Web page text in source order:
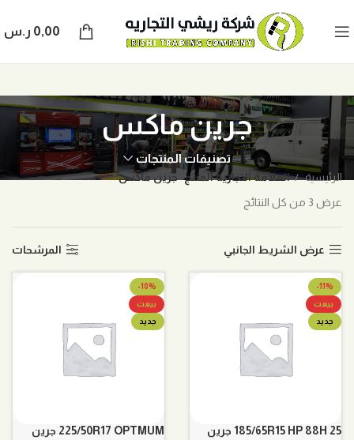
0,00 ر.س
جرين ماكس
تصنيفات المنتجات
الرئيسية العلامة التجارية المنتج جرين ماكس
عرض ⁦3⁩ من كل النتائج
عرض الشريط الجانبي المرشحات
-11%
بيعت
جديد
185/65R15 HP 88H 25 جرين
-10%
بيعت
جديد
225/50R17 OPTMUM جرين